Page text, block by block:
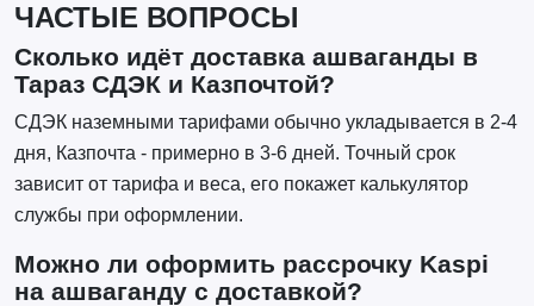
ЧАСТЫЕ ВОПРОСЫ
Сколько идёт доставка ашваганды в
Тараз СДЭК и Казпочтой?
СДЭК наземными тарифами обычно укладывается в 2-4
дня, Казпочта - примерно в 3-6 дней. Точный срок
зависит от тарифа и веса, его покажет калькулятор
службы при оформлении.
Можно ли оформить рассрочку Kaspi
на ашваганду с доставкой?